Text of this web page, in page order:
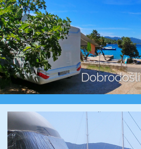
Dobrodošli